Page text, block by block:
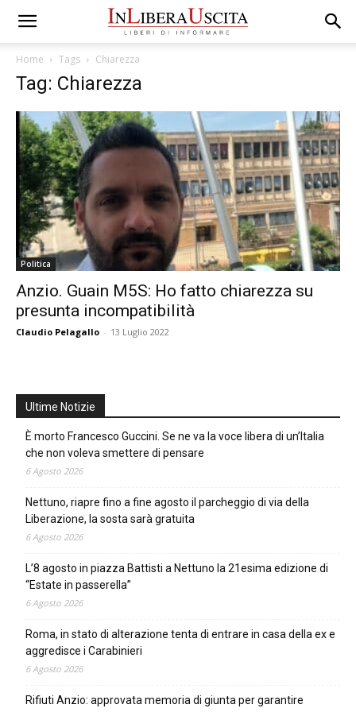
Home Tags Chiarezza
Tag: Chiarezza
Politica
Anzio. Guain M5S: Ho fatto chiarezza su
presunta incompatibilità
Claudio Pelagallo - 13 Luglio 2022
Ultime Notizie
È morto Francesco Guccini. Se ne va la voce libera di un’Italia
che non voleva smettere di pensare
6 Agosto 2026
Nettuno, riapre fino a fine agosto il parcheggio di via della
Liberazione, la sosta sarà gratuita
6 Agosto 2026
L’8 agosto in piazza Battisti a Nettuno la 21esima edizione di
“Estate in passerella”
6 Agosto 2026
Roma, in stato di alterazione tenta di entrare in casa della ex e
aggredisce i Carabinieri
6 Agosto 2026
Rifiuti Anzio: approvata memoria di giunta per garantire